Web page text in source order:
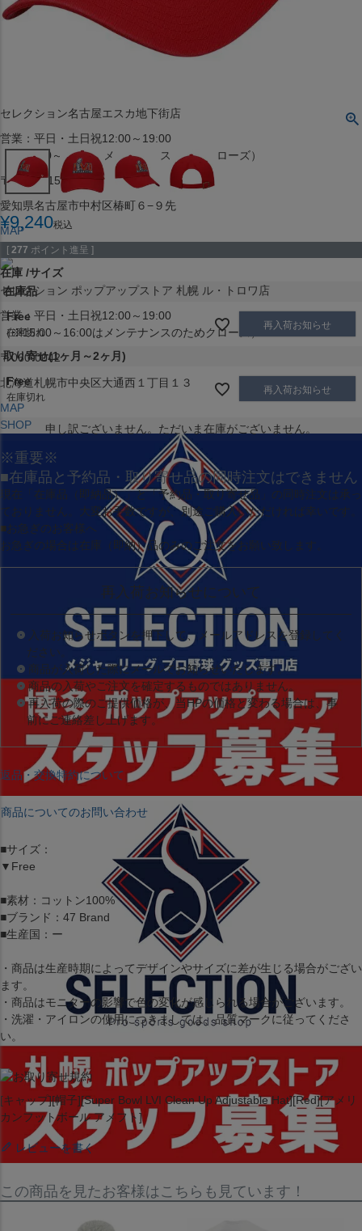
〒101-0061
東京都千代田区神田三崎町２丁目２２−１ 1F
セレクション名古屋エスカ地下街店
営業：平日・土日祝12:00～19:00
（※15:00～16:00はメンテナンスのためクローズ）
〒453-0015
愛知県名古屋市中村区椿町６−９先
MAP
SHOP
セレクション ポップアップストア 札幌 ル・トロワ店
営業：平日・土日祝12:00～19:00
（※15:00～16:00はメンテナンスのためクローズ）
〒060-0042
北海道札幌市中央区大通西１丁目１３
MAP
SHOP
¥9,240税込
[ 277 ポイント進呈 ]
在庫 サイズ
在庫品
Free
在庫切れ
再入荷お知らせ
取り寄せ(1ヶ月～2ヶ月)
Free
在庫切れ
再入荷お知らせ
申し訳ございません。ただいま在庫がございません。
※重要※
■在庫品と予約品・取り寄せ品の同時注文はできません
現在 「在庫品（即納品）」と「予約品・取り寄せ品」 の同時注文は承っ
ておりません。大変お手数ですが、別途ご購入いただければ幸いです。
■お急ぎのお客様へ
お急ぎの場合は 在庫（即納）品のみのご注文をお願い致します。
再入荷お知らせについて
入荷お知らせボタンを押下して、メールアドレスを登録してく
ださい。
商品が入荷した際にメールでお知らせいたします。
商品の入荷やご注文を確定するものではありません。
再入荷の際のご提供価格が、当HPの価格と変わる場合は、事
前にご連絡差し上げます。
返品・交換特約について
商品についてのお問い合わせ
■サイズ：
▼Free
■素材：コットン100%
■ブランド：47 Brand
■生産国：ー
・商品は生産時期によってデザインやサイズに差が生じる場合がござい
ます。
・商品はモニターの影響で色の変化が感じられる場合がございます。
・洗濯・アイロンの使用につきましては、品質マークに従ってくださ
い。
[キャップ][帽子][Super Bowl LVI Clean Up Adjustable Hat][Red][アメリ
カンフットボール アメフト]
レビューを書く
この商品を見たお客様はこちらも見ています！